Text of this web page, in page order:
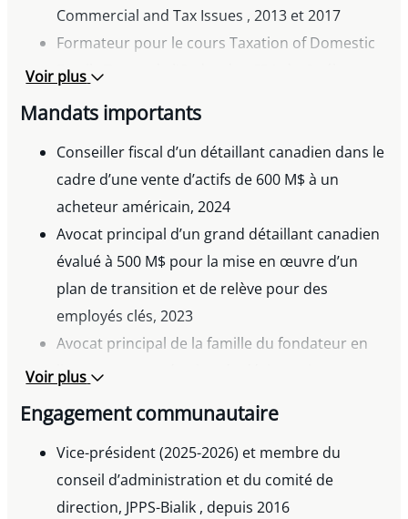
Commercial and Tax Issues , 2013 et 2017
Formateur pour le cours Taxation of Domestic
Family Trusts de l’Ordre des CPA du Québec,
Voir plus
Mandats importants
Conseiller fiscal d’un détaillant canadien dans le
cadre d’une vente d’actifs de 600 M$ à un
acheteur américain, 2024
Avocat principal d’un grand détaillant canadien
évalué à 500 M$ pour la mise en œuvre d’un
plan de transition et de relève pour des
employés clés, 2023
Avocat principal de la famille du fondateur en
lien avec une opération de désinvestissement
entre actionnaires, 2020
Conseiller fiscal de Digital Colony Partners en
lien avec son acquisition de Cogeco Peer 1 pour
720 M$, 2019
Voir plus
Engagement communautaire
Vice-président (2025-2026) et membre du
conseil d’administration et du comité de
direction, JPPS-Bialik , depuis 2016